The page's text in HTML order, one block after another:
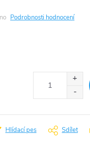
Podrobnosti hodnocení
Hlídací pes Sdílet